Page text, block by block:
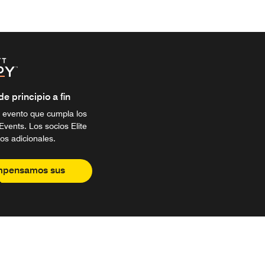
principio a fin
que cumpla los
Los socios Elite
adicionales.
sus